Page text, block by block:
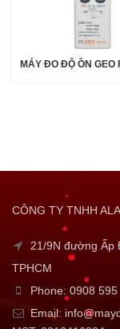
MÁY ĐO ĐỘ ỒN GEO
CÔNG TY TNHH
21/9N đường Ấp
TPHCM
Phone: 0908
Email: